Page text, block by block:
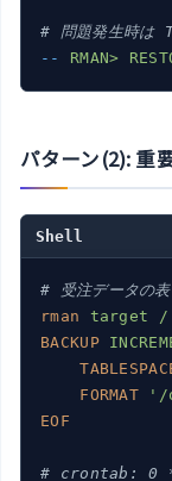
# 問題発生時は
--
RMAN>
パターン(2): 重
Shell
# 受注データの
rman
target /
BACKUP
FORMAT
'/
EOF
# crontab: